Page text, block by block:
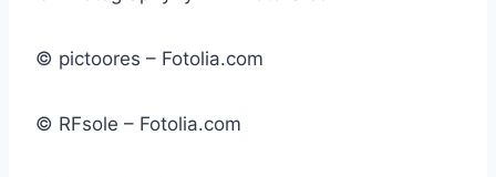
© pictoores – Fotolia.com
© RFsole – Fotolia.com